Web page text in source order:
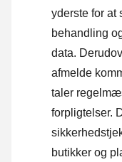
yderste for at
behandling
data.
afmelde
taler
forpligtelser.
butikker og